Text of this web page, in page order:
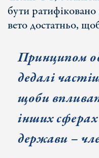
бути
вето достатньо,
Принципом
дедалі
щоби
інших
держави –